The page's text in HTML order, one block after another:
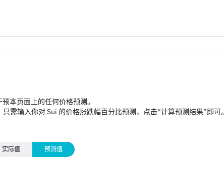
本页面上的任何价格预测。
需输入你对 Sui 的价格涨跌幅百分比预测，点击“计算预测结果”即可。
实际值 预测值